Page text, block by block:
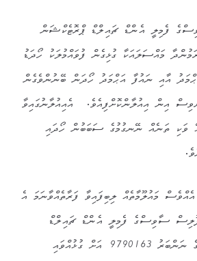
ފެމިލީ އެންޑް ޗައިލްޑް ޕްރޮޓެކްޝަން
މައްސަލައަކާ ގުޅިގެން ފުވައްމުލަކު ހޯދަޑު
އާއި ނައުފާ އަޙްމަދު ހޯދަން ބޭނުންވެގެން
އިން އިއުލާންކޮށްފިއެވެ. އެއިއުލާނުގައިވާ
ވަކި ތަނެއް ނޭނގުމުގެ ސަބަބުން ހޯދައި
މައުލޫމާތެއް ލިބިފައިވާ ފަރާތެއްވާނަމަ އެ
ސާވިސްގެ ފެމިލީ އެންޑް ޗައިލްޑް
ޕްރޮޓެކްޝަން ޑިޕާޓްމަންޓްގެ ނަންބަރު 9790163 އަށް ގުޅުއްވައި